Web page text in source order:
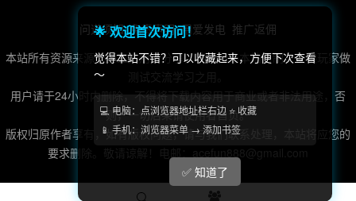
益智休闲(132)
体育运动(130)
僵尸(129)
枪战射击(128) 赛车竞速(124)
剧情(124)
彩色(119)
类 Rogue(114)
时空旅行(114)
悬疑(113)
第三人称视角(111)
第一人称视角(106)
拟真(106)
模拟(104)
困难(104)
角色自定义(101) 像素(100)
问道须知 免责声明 用爱发电 推广返佣
本站所有资源来源于第三方用户分享，转载，非本站自制，仅供玩家做
用户请于24小时内删除，不得将下载内容用于商业或者非法用途，否
则，一切后果请使用者自负。
版权归原作者享有，如有版权问题，请与我们联系处理，本站将应您的
要求删除。敬请谅解！电邮：acefun888@gmail.com
🌟 欢迎首次访问！
觉得本站不错？可以收藏起来，方便下次查看
～
💻 电脑：点浏览器地址栏右边 ⭐ 收藏
📱 手机：浏览器菜单 → 添加书签
✅ 知道了